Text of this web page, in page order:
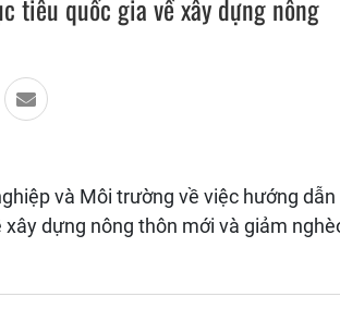
tiêu quốc gia về xây dựng nông
và Môi trường về việc hướng dẫn
dựng nông thôn mới và giảm